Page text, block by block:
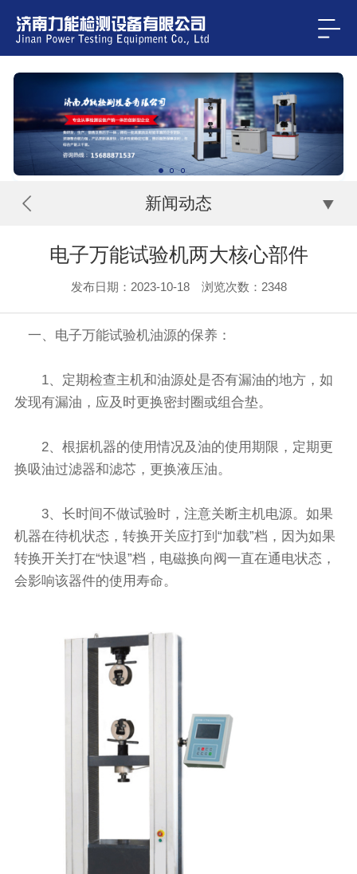
新闻动态
电子万能试验机两大核心部件
发布日期：2023-10-18 浏览次数： 2348
一、电子万能试验机油源的保养：
1、定期检查主机和油源处是否有漏油的地方，如
发现有漏油，应及时更换密封圈或组合垫。
2、根据机器的使用情况及油的使用期限，定期更
换吸油过滤器和滤芯，更换液压油。
3、长时间不做试验时，注意关断主机电源。如果
机器在待机状态，转换开关应打到“加载”档，因为如果
转换开关打在“快退”档，电磁换向阀一直在通电状态，
会影响该器件的使用寿命。